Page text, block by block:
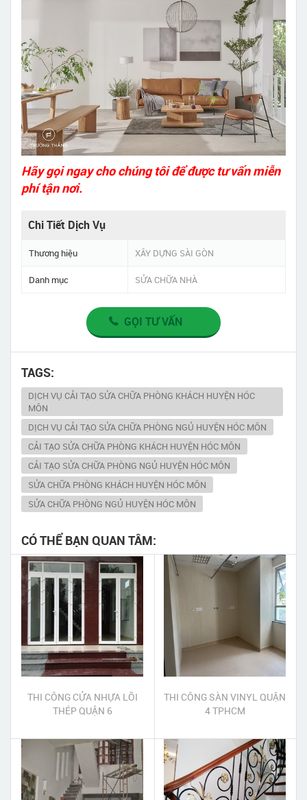
Hãy gọi ngay cho chúng tôi để được tư vấn miễn
phí tận nơi.
Chi Tiết Dịch Vụ
Thương hiệu XÂY DỰNG SÀI GÒN
Danh mục SỬA CHỮA NHÀ
GỌI TƯ VẤN
TAGS:
DỊCH VỤ CẢI TẠO SỬA CHỮA PHÒNG KHÁCH HUYỆN HÓC
MÔN
DỊCH VỤ CẢI TẠO SỬA CHỮA PHÒNG NGỦ HUYỆN HÓC MÔN
CẢI TẠO SỬA CHỮA PHÒNG KHÁCH HUYỆN HÓC MÔN
CẢI TẠO SỬA CHỮA PHÒNG NGỦ HUYỆN HÓC MÔN
SỬA CHỮA PHÒNG KHÁCH HUYỆN HÓC MÔN
SỬA CHỮA PHÒNG NGỦ HUYỆN HÓC MÔN
CÓ THỂ BẠN QUAN TÂM:
THI CÔNG CỬA NHỰA LÕI
THÉP QUẬN 6
THI CÔNG SÀN VINYL QUẬN
4 TPHCM